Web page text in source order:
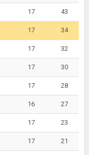
17 43
17 34
17 32
17 30
17 28
16 27
17 23
17 21